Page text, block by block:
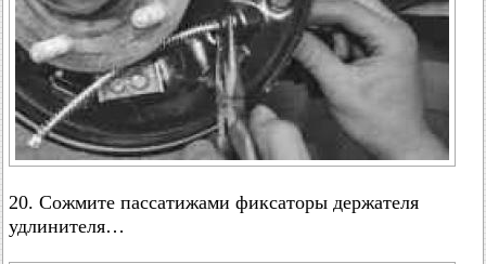
20. Сожмите пассатижами фиксаторы держателя
удлинителя…